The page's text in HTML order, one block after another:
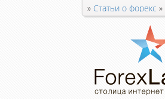
» Статьи о форекс »